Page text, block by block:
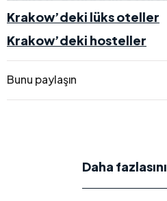
Krakow’deki lüks oteller
Krakow’deki hosteller
Bunu paylaşın
Daha